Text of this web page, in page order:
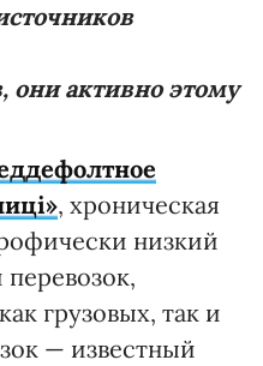
они активно этому
, хроническая
низкий
перевозок,
грузовых, так и
— известный